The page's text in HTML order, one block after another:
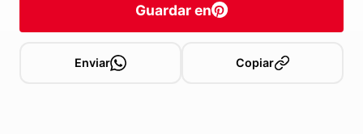
Guardar en
Enviar Copiar